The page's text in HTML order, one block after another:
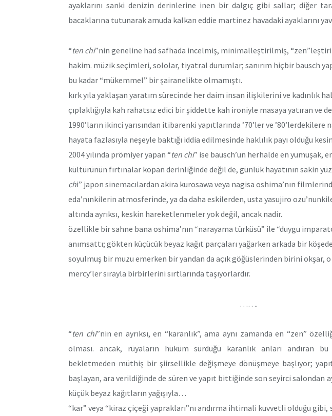
ayaklarını sanki denizin derinlerine inen bir dalgıç gibi sallar; diğer
bacaklarına tutunarak amuda kalkan eddie martinez havadaki ayaklarını
“ten chi”nin geneline had safhada incelmiş, minimalleştirilmiş,
hakim. müzik seçimleri, sololar, tiyatral durumlar; sanırım hiçbir bausch
bu kadar “mükemmel” bir şairanelikte olmamıştı.
kırk yıla yaklaşan yaratım sürecinde her daim insan ilişkilerini ve kadınlık
çıplaklığıyla kah rahatsız edici bir şiddette kah ironiyle masaya yatıran ve
1990’ların ikinci yarısından itibarenki yapıtlarında ’70’ler ve ’80’lerdekilere
hayata fazlasıyla neşeyle baktığı iddia edilmesinde haklılık payı olduğu
2004 yılında prömiyer yapan “ten chi” ise bausch’un herhalde en yumuşak,
kültürünün fırtınalar kopan derinliğinde değil de, günlük hayatının sakin
chi” japon sinemacılardan akira kurosawa veya nagisa oshima’nın
eda’nınkilerin atmosferinde, ya da daha eskilerden, usta yasujiro
altında ayrıksı, keskin hareketlenmeler yok değil, ancak nadir.
özellikle bir sahne bana oshima’nın “narayama türküsü” ile “duygu
anımsattı; gökten küçücük beyaz kağıt parçaları yağarken arkada bir
soyulmuş bir muzu emerken bir yandan da açık göğüslerinden birini okşar, o
mercy’ler sırayla birbirlerini sırtlarında taşıyorlardır.
…….
“ten chi”nin en ayrıksı, en “karanlık”, ama aynı zamanda en “zen”
olması. ancak, rüyaların hüküm sürdüğü karanlık anları andıran
bekletmeden müthiş bir şiirsellikle değişmeye dönüşmeye başlıyor;
başlayan, ara verildiğinde de süren ve yapıt bittiğinde son seyirci salondan
küçük beyaz kağıtların yağışıyla…
“kar” veya “kiraz çiçeği yaprakları”nı andırma ihtimali kuvvetli olduğu